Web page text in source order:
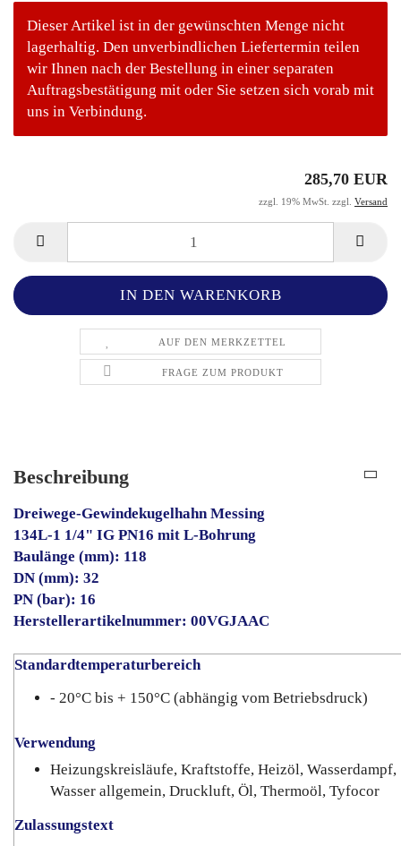
Dieser Artikel ist in der gewünschten Menge nicht
lagerhaltig. Den unverbindlichen Liefertermin teilen
wir Ihnen nach der Bestellung in einer separaten
Auftragsbestätigung mit oder Sie setzen sich vorab mit
uns in Verbindung.
285,70 EUR
zzgl. 19% MwSt. zzgl. Versand
AUF DEN MERKZETTEL
FRAGE ZUM PRODUKT
Beschreibung
Dreiwege-Gewindekugelhahn Messing
134L-1 1/4" IG PN16 mit L-Bohrung
Baulänge (mm): 118
DN (mm): 32
PN (bar): 16
Herstellerartikelnummer: 00VGJAAC
Standardtemperaturbereich
- 20°C bis + 150°C (abhängig vom Betriebsdruck)
Verwendung
Heizungskreisläufe, Kraftstoffe, Heizöl, Wasserdampf,
Wasser allgemein, Druckluft, Öl, Thermoöl, Tyfocor
Zulassungstext